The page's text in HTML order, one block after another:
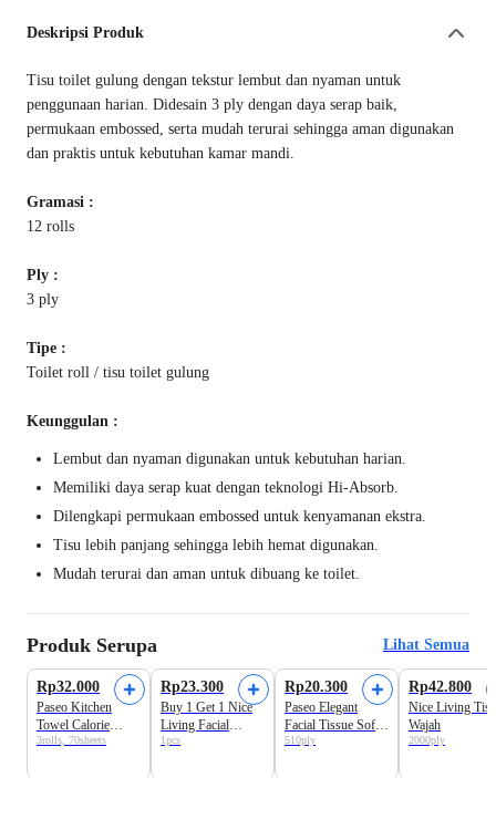
Deskripsi Produk
Tisu toilet gulung dengan tekstur lembut dan nyaman untuk
penggunaan harian. Didesain 3 ply dengan daya serap baik,
permukaan embossed, serta mudah terurai sehingga aman digunakan
dan praktis untuk kebutuhan kamar mandi.
Gramasi :
12 rolls
Ply :
3 ply
Tipe :
Toilet roll / tisu toilet gulung
Keunggulan :
Lembut dan nyaman digunakan untuk kebutuhan harian.
Memiliki daya serap kuat dengan teknologi Hi-Absorb.
Dilengkapi permukaan embossed untuk kenyamanan ekstra.
Tisu lebih panjang sehingga lebih hemat digunakan.
Mudah terurai dan aman untuk dibuang ke toilet.
Produk Serupa Lihat Semua
Rp32.000
Paseo Kitchen
Towel Calorie
Absorb
3rolls, 70sheets
Rp23.300
Buy 1 Get 1 Nice
Living Facial
Tissue Soft Pack
1pcs
Rp20.300
Paseo Elegant
Facial Tissue Soft
Pack
510ply
Rp42.800
Nice Living Tisu
Wajah
2000ply